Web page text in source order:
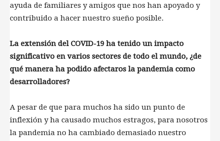
ayuda de familiares y amigos que nos han apoyado y
contribuido a hacer nuestro sueño posible.
La extensión del COVID-19 ha tenido un impacto
significativo en varios sectores de todo el mundo, ¿de
qué manera ha podido afectaros la pandemia como
desarrolladores?
A pesar de que para muchos ha sido un punto de
inflexión y ha causado muchos estragos, para nosotros
la pandemia no ha cambiado demasiado nuestro